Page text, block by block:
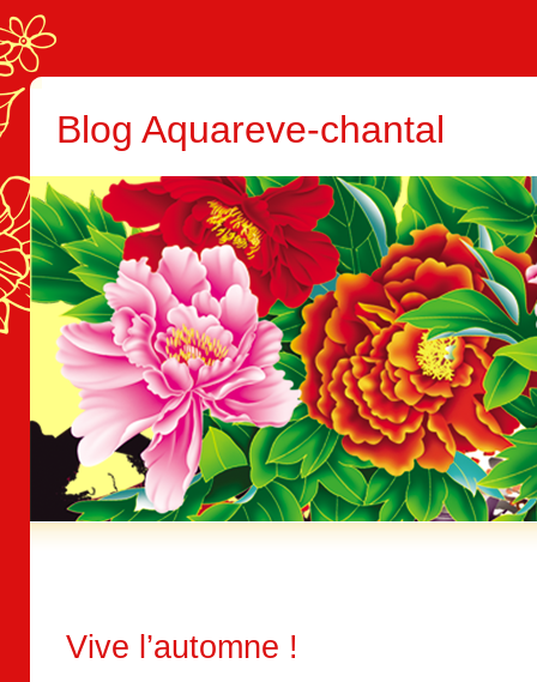
Blog Aquareve-chantal
Vive l’automne !